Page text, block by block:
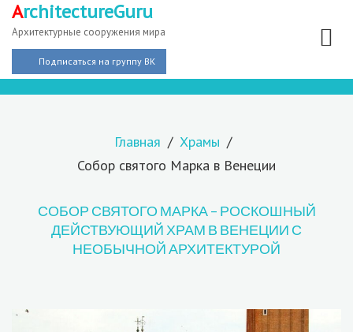
ArchitectureGuru
Архитектурные сооружения мира
Подписаться на группу ВК
Главная
Храмы
Собор святого Марка в Венеции
СОБОР СВЯТОГО МАРКА – РОСКОШНЫЙ
ДЕЙСТВУЮЩИЙ ХРАМ В ВЕНЕЦИИ С
НЕОБЫЧНОЙ АРХИТЕКТУРОЙ